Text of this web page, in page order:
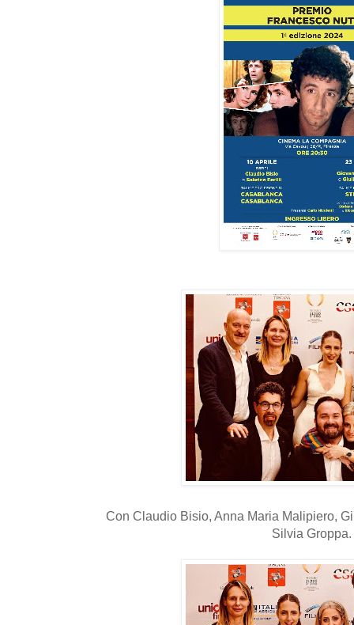
Con Claudio Bisio, Anna Maria Malipiero,
Silvia Groppa.